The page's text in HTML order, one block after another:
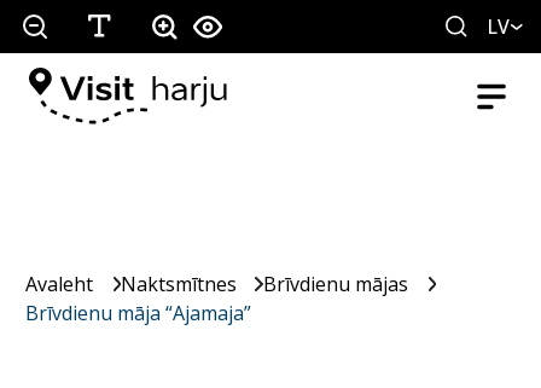
LV
Avaleht Naktsmītnes
Brīvdienu mājas
Brīvdienu māja “Ajamaja”